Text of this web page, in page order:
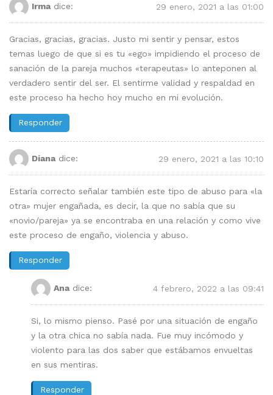
Irma dice: 29 enero, 2021 a las 01:00
Gracias, gracias, gracias. Justo mi sentir y pensar, estos
temas luego de que si es tu «ego» impidiendo el proceso de
sanación de la pareja muchos «terapeutas» lo anteponen al
verdadero sentir del ser. El sentirme validad y respaldad en
este proceso ha hecho hoy mucho en mi evolución.
Responder
Diana dice: 29 enero, 2021 a las 10:10
Estaría correcto señalar también este tipo de abuso para «la
otra» mujer engañada, es decir, la que no sabía que su
«novio/pareja» ya se encontraba en una relación y como vive
este proceso de engaño, violencia y abuso.
Responder
Ana dice: 4 febrero, 2022 a las 09:41
Si, lo mismo pienso. Pasé por una situación de engaño
y la otra chica no sabía nada. Fue muy incómodo y
violento para las dos saber que estábamos envueltas
en sus mentiras.
Responder